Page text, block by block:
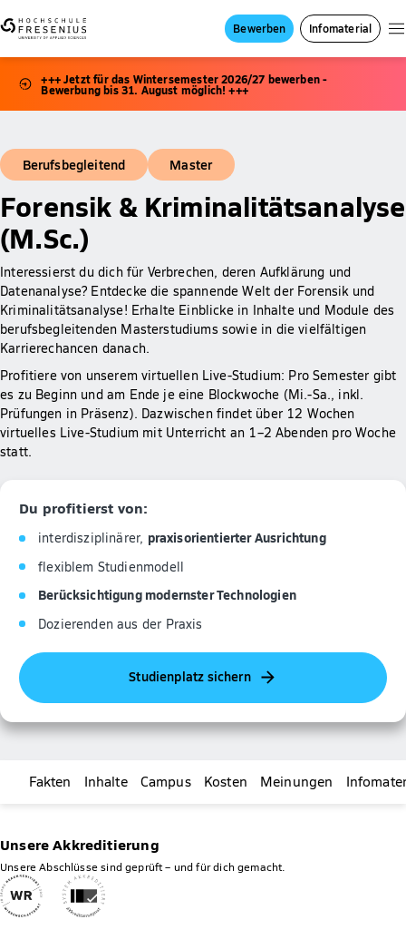
Bewerben Infomaterial
+++ Jetzt für das Wintersemester 2026/27 bewerben -
Bewerbung bis 31. August möglich! +++
Berufsbegleitend Master
Forensik & Kriminalitätsanalyse
(M.Sc.)
Interessierst du dich für Verbrechen, deren Aufklärung und
Datenanalyse? Entdecke die spannende Welt der Forensik und
Kriminalitätsanalyse! Erhalte Einblicke in Inhalte und Module des
berufsbegleitenden Masterstudiums sowie in die vielfältigen
Karrierechancen danach.
Profitiere von unserem virtuellen Live-Studium: Pro Semester gibt
es zu Beginn und am Ende je eine Blockwoche (Mi.-Sa., inkl.
Prüfungen in Präsenz). Dazwischen findet über 12 Wochen
virtuelles Live-Studium mit Unterricht an 1–2 Abenden pro Woche
statt.
Du profitierst von:
interdisziplinärer, praxisorientierter Ausrichtung
flexiblem Studienmodell
Berücksichtigung modernster Technologien
Dozierenden aus der Praxis
Studienplatz sichern
Fakten Inhalte Campus Kosten Meinungen
Unsere Akkreditierung
Unsere Abschlüsse sind geprüft – und für dich gemacht.